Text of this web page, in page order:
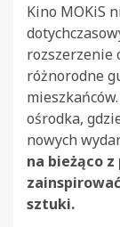
Kino MOKiS
rozszerzenie
różnorodne
ośrodka,
nowych
na bieżąco
sztuki.